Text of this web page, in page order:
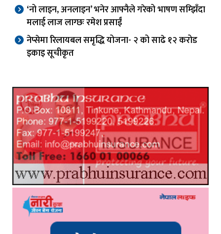
‘नो लाइन, अनलाइन’ भनेर आफ्नैले गरेको भाषण सम्झिँदा
मलाई लाज लाग्छः रमेश प्रसाईं
नेप्सेमा रिलायबल समृद्धि योजना- २ को साढे १२ करोड
इकाइ सूचीकृत